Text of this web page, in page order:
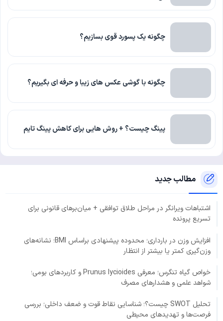
چگونه یک پسورد قوی بسازیم؟
چگونه با گوشی عکس های زیبا و حرفه ای بگیریم؟
پینگ چیست؟ + روش هایی برای کاهش پینگ تایم
مطالب جدید
اشتباهات ویرانگر در مراحل طلاق توافقی + میان‌برهای قانونی برای
تسریع پرونده
افزایش وزن در بارداری؛ محدوده پیشنهادی براساس BMI؛ نشانه‌های
وزن‌گیری کمتر یا بیشتر از انتظار
خواص گیاه تنگرس؛ معرفی Prunus lycioides و کاربردهای بومی؛
شواهد علمی و هشدارهای مصرف
تحلیل SWOT چیست؟؛ شناسایی نقاط قوت و ضعف داخلی؛ بررسی
فرصت‌ها و تهدیدهای محیطی